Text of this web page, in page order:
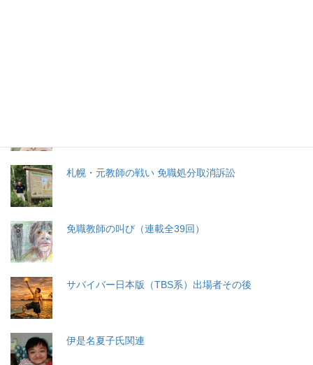
札幌・元教師の戦い 免職処分取消訴訟
免職教師の叫び（連載全39回）
サバイバー日本版（TBS系）出場者その後
伊是名夏子氏関連